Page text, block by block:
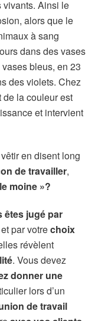
vivants. Ainsi le
alors que le
à sang
dans des vases
bleus, en 23
des violets. Chez
de la couleur est
et intervient
en disent long
de travailler,
moine »?
êtes jugé par
et par votrechoix
révèlent
. Vous devez
donner une
lors d’un
de travail